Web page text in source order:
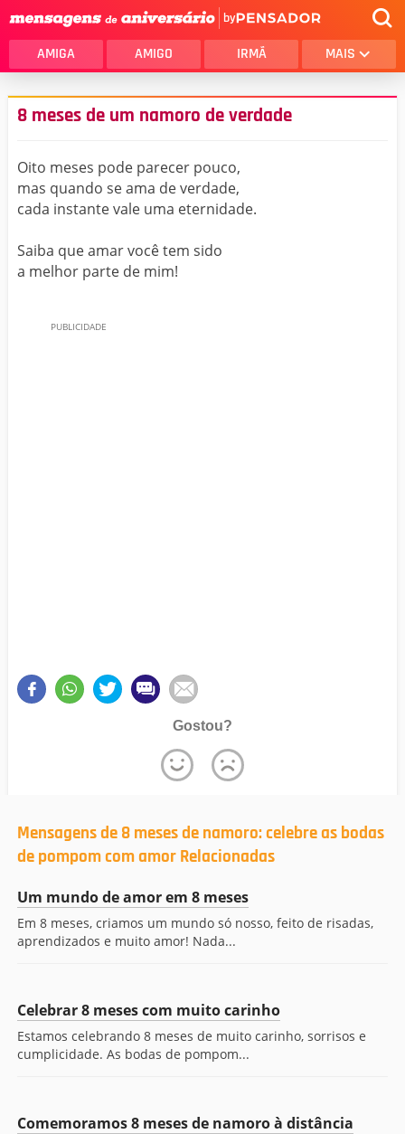
by
AMIGA AMIGO IRMÃ MAIS
8 meses de um namoro de verdade
Oito meses pode parecer pouco,
mas quando se ama de verdade,
cada instante vale uma eternidade.
Saiba que amar você tem sido
a melhor parte de mim!
Gostou?
Mensagens de 8 meses de namoro: celebre as bodas
de pompom com amor Relacionadas
Um mundo de amor em 8 meses
Em 8 meses, criamos um mundo só nosso, feito de risadas,
aprendizados e muito amor! Nada...
Celebrar 8 meses com muito carinho
Estamos celebrando 8 meses de muito carinho, sorrisos e
cumplicidade. As bodas de pompom...
Comemoramos 8 meses de namoro à distância